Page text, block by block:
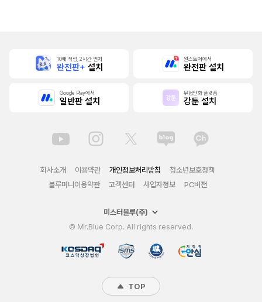
10배 적립, 2시간 먼저
완전판+ 설치
원스토어에서
완전판 설치
Google Play에서
일반판 설치
무협만화 플랫폼
강툰 설치
회사소개 이용약관 개인정보처리방침
청소년보호정책
블루머니이용약관
고객센터 사업자정보 PC버전
미스터블루(주)
© Mr.Blue Corp. All rights reserved.
TOP